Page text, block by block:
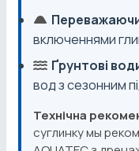
включеннями
Ґрунтові
вод з сезонним
Технічна
суглинку мы